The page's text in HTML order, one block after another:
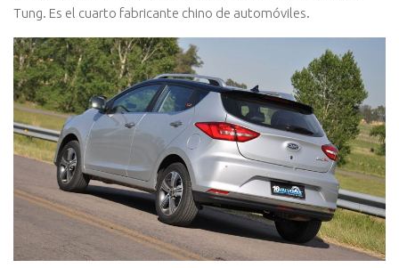
Tung. Es el cuarto fabricante chino de automóviles.